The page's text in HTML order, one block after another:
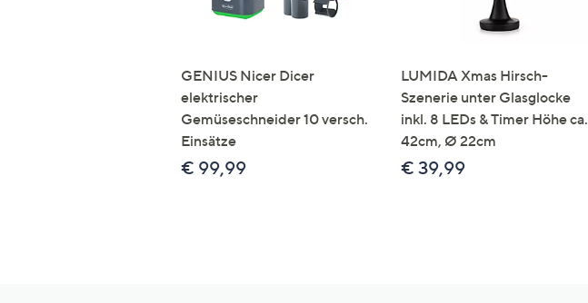
GENIUS Nicer Dicer
elektrischer
Gemüseschneider 10 versch.
Einsätze
€ 99,99
LUMIDA Xmas Hirsch-
Szenerie unter Glasglocke
inkl. 8 LEDs & Timer Höhe ca.
42cm, Ø 22cm
€ 39,99